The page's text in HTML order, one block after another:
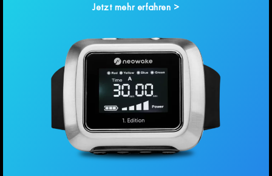
Jetzt mehr erfahren >